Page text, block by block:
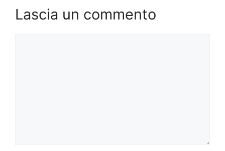
Lascia un commento